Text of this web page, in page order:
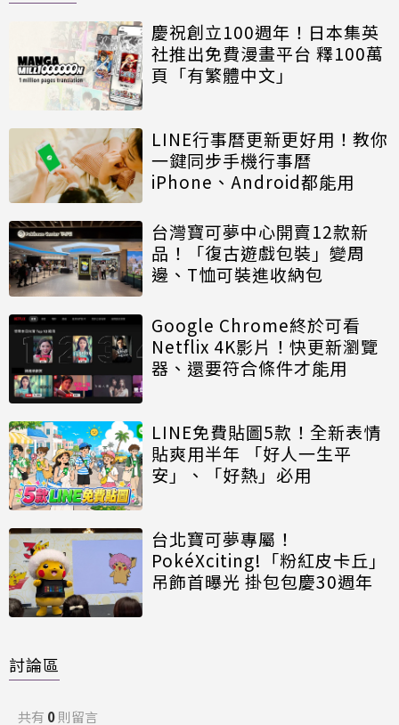
慶祝創立100週年！日本集英
社推出免費漫畫平台 釋100萬
頁「有繁體中文」
LINE行事曆更新更好用！教你
一鍵同步手機行事曆
iPhone、Android都能用
台灣寶可夢中心開賣12款新
品！「復古遊戲包裝」變周
邊、T恤可裝進收納包
Google Chrome終於可看
Netflix 4K影片！快更新瀏覽
器、還要符合條件才能用
LINE免費貼圖5款！全新表情
貼爽用半年 「好人一生平
安」、「好熱」必用
台北寶可夢專屬！
PokéXciting!「粉紅皮卡丘」
吊飾首曝光 掛包包慶30週年
討論區
共有 0則留言